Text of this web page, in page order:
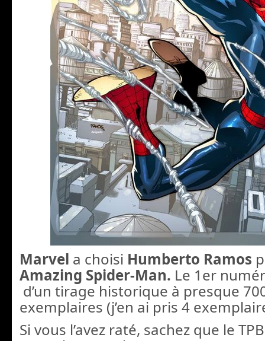
Marvel a choisi Humberto Ramos
Amazing Spider-Man. Le 1er
d’un tirage historique à presque
exemplaires (j’en ai pris 4
Si vous l’avez raté, sachez que le